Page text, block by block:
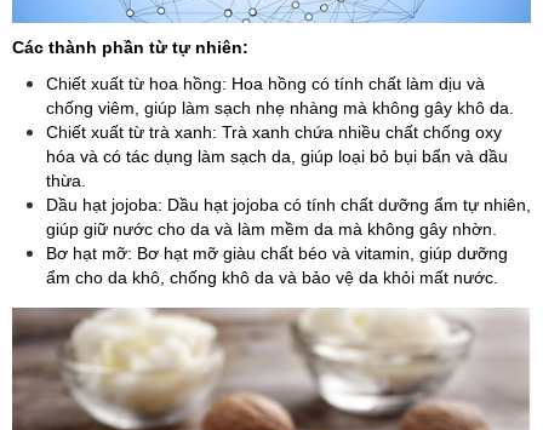
Các thành phần từ tự nhiên:
Chiết xuất từ hoa hồng: Hoa hồng có tính chất làm dịu và
chống viêm, giúp làm sạch nhẹ nhàng mà không gây khô da.
Chiết xuất từ trà xanh: Trà xanh chứa nhiều chất chống oxy
hóa và có tác dụng làm sạch da, giúp loại bỏ bụi bẩn và dầu
thừa.
Dầu hạt jojoba: Dầu hạt jojoba có tính chất dưỡng ẩm tự nhiên,
giúp giữ nước cho da và làm mềm da mà không gây nhờn.
Bơ hạt mỡ: Bơ hạt mỡ giàu chất béo và vitamin, giúp dưỡng
ẩm cho da khô, chống khô da và bảo vệ da khỏi mất nước.